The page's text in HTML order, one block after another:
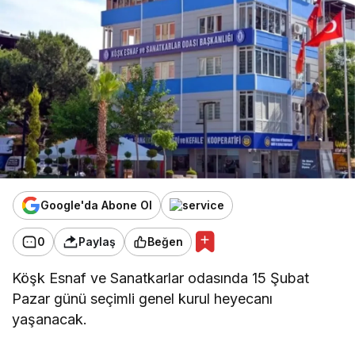
Google'da Abone Ol
0 Paylaş Beğen
Köşk Esnaf ve Sanatkarlar odasında 15 Şubat
Pazar günü seçimli genel kurul heyecanı
yaşanacak.